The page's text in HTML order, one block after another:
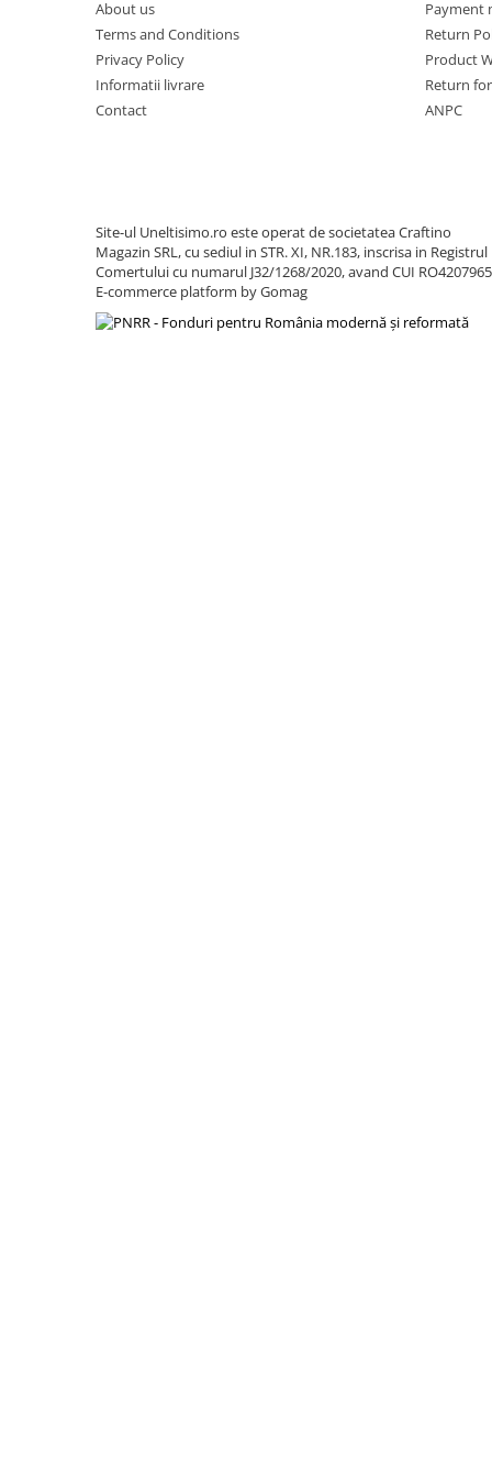
Utilaje sapat si prasit
Freze de pamant
Piese schimb Tocatoare Vegetatie
Piese schimb Tractoare
Cosire si tocare vegetatie
Tocatoare de vegetatie
About us
Terms and Conditions
Privacy Policy
Informatii livrare
Contact
Payment
Return
Product
Return
ANPC
Site-ul Uneltisimo.ro este operat de societatea Craftino
Magazin SRL, cu sediul in STR. XI, NR.183, inscrisa in Registrul
Comertului cu numarul J32/1268/2020, avand CUI
E-commerce platform by Gomag